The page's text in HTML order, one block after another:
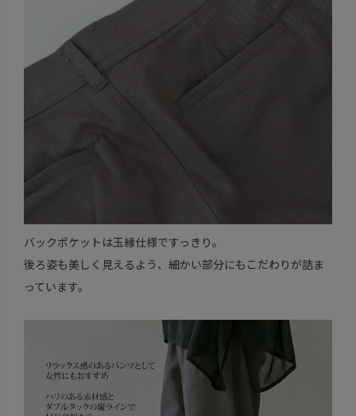
バックポケットは玉縁仕様ですっきり。
後ろ姿も美しく見えるよう、細かい部分にもこだわりが詰ま
っています。